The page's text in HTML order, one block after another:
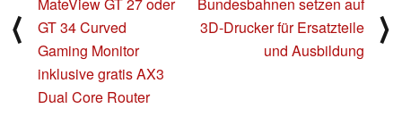
⟨
GT 34 Curved
Gaming Monitor
inklusive gratis AX3
Dual Core Router
3D-Drucker für Ersatzteile
und Ausbildung
⟩